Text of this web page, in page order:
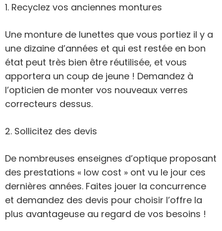
1. Recyclez vos anciennes montures
Une monture de lunettes que vous portiez il y a
une dizaine d’années et qui est restée en bon
état peut très bien être réutilisée, et vous
apportera un coup de jeune ! Demandez à
l’opticien de monter vos nouveaux verres
correcteurs dessus.
2. Sollicitez des devis
De nombreuses enseignes d’optique proposant
des prestations « low cost » ont vu le jour ces
dernières années. Faites jouer la concurrence
et demandez des devis pour choisir l’offre la
plus avantageuse au regard de vos besoins !